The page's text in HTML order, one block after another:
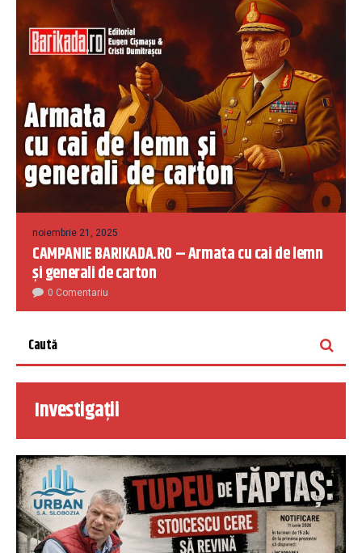
noiembrie 21, 2025
CAMPANIE BARIKADA.RO – Armata cu cai de lemn
și generali de carton
0 Comentariu
Investigații